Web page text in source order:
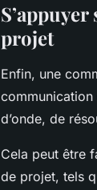
projet
Enfin, une
d’onde, de
Cela peut être
de projet, tels